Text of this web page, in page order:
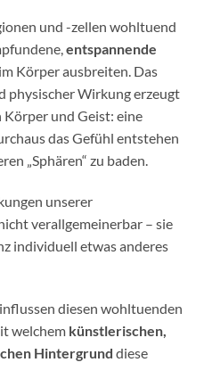
und -zellen wohltuend
entspannende
Körper ausbreiten. Das
physischer Wirkung erzeugt
Körper und Geist: eine
das Gefühl entstehen
„Sphären“ zu baden.
unserer
verallgemeinerbar – sie
individuell etwas anderes
diesen wohltuenden
welchem künstlerischen,
Hintergrund diese